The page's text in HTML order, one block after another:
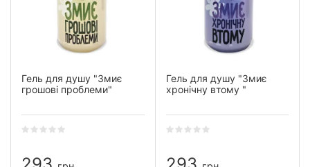
Гель для душу "Змиє
грошові проблеми"
Гель для душу "Змиє
хронічну втому "